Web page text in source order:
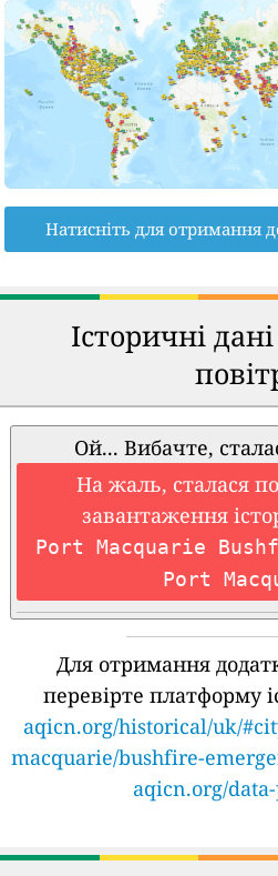
Натисніть для отримання
Історичні
Ой... Вибачте,
На жаль, сталася
завантаження
Port Macquarie
Port
Для отримання
перевірте платформу
aqicn.org/historical/uk/
macquarie/bushfire-
aqicn.org/